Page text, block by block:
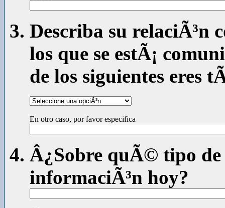
Describa su relaciÃ³n
los que se estÃ¡
de los siguientes eres
En otro caso, por favor especifica
Â¿Sobre quÃ© tipo
informaciÃ³n hoy?